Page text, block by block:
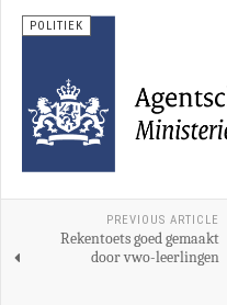
POLITIEK
PREVIOUS ARTICLE
Rekentoets goed gemaakt
door vwo-leerlingen